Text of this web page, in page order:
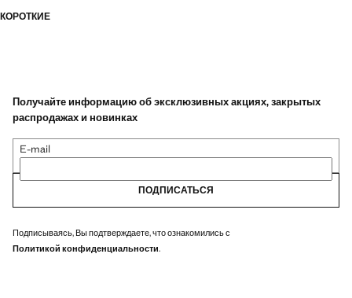
КОРОТКИЕ
Получайте информацию об эксклюзивных акциях, закрытых
распродажах и новинках
E-mail
ПОДПИСАТЬСЯ
Подписываясь, Вы подтверждаете, что ознакомились с
Политикой конфиденциальности.